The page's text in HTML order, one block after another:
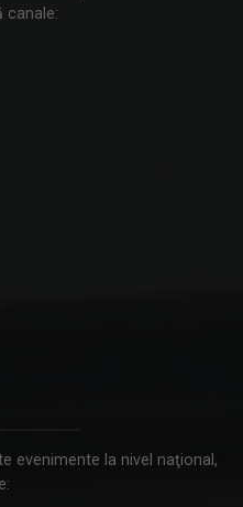
deschisă ...
(ora ...
canale:
evenimente la nivel naţional,